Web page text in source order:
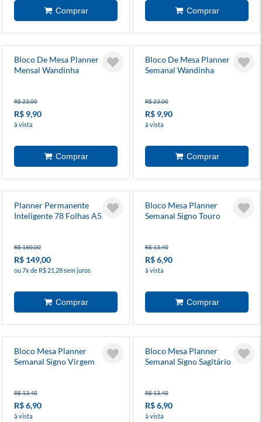
Bloco De Mesa Planner
Mensal Wandinha
R$ 23,00
R$ 9,90
à vista
Bloco De Mesa Planner
Semanal Wandinha
R$ 23,00
R$ 9,90
à vista
Planner Permanente
Inteligente 78 Folhas A5
R$ 180,00
R$ 149,00
ou 7x de R$ 21,28 sem juros
Bloco Mesa Planner
Semanal Signo Touro
R$ 13,40
R$ 6,90
à vista
Bloco Mesa Planner
Semanal Signo Virgem
R$ 13,40
R$ 6,90
à vista
Bloco Mesa Planner
Semanal Signo Sagitário
R$ 13,40
R$ 6,90
à vista